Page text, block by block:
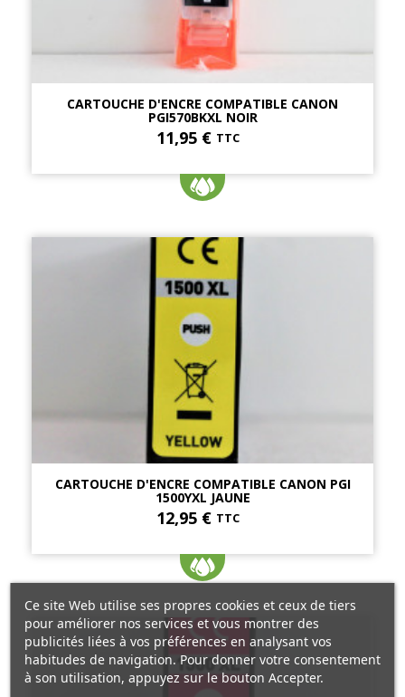
CARTOUCHE D'ENCRE COMPATIBLE CANON
PGI570BKXL NOIR
11,95 € TTC
CARTOUCHE D'ENCRE COMPATIBLE CANON PGI
1500YXL JAUNE
12,95 € TTC
Ce site Web utilise ses propres cookies et ceux de tiers
pour améliorer nos services et vous montrer des
publicités liées à vos préférences en analysant vos
habitudes de navigation. Pour donner votre consentement
à son utilisation, appuyez sur le bouton Accepter.